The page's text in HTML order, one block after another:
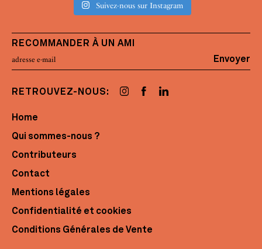
Suivez-nous sur Instagram
RECOMMANDER À UN AMI
Envoyer
RETROUVEZ-NOUS:
Home
Qui sommes-nous ?
Contributeurs
Contact
Mentions légales
Confidentialité et cookies
Conditions Générales de Vente